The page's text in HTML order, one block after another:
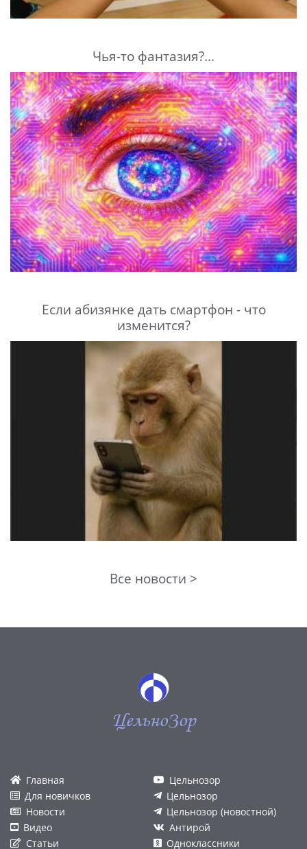
Чья-то фантазия?...
Если абизянке дать смартфон - что
изменится?
Все новости >
ЦельноЗор
Главная
Для новичков
Новости
Видео
Статьи
Цельнозор
Цельнозор
Цельнозор (новостной)
Антирой
Одноклассники